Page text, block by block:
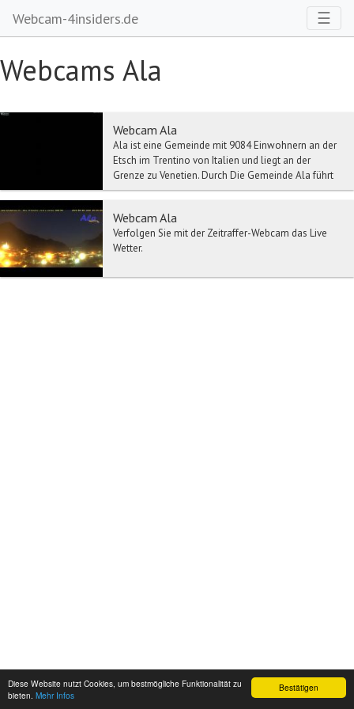
Bestätigen
Diese Website nutzt Cookies, um bestmögliche Funktionalität zu
bieten. Mehr Infos
Webcam-4insiders.de ☰
Webcams Ala
Webcam Ala
Ala ist eine Gemeinde mit 9084 Einwohnern an der
Etsch im Trentino von Italien und liegt an der
Grenze zu Venetien. Durch Die Gemeinde Ala führt
di...
Webcam Ala
Verfolgen Sie mit der Zeitraffer-Webcam das Live
Wetter.